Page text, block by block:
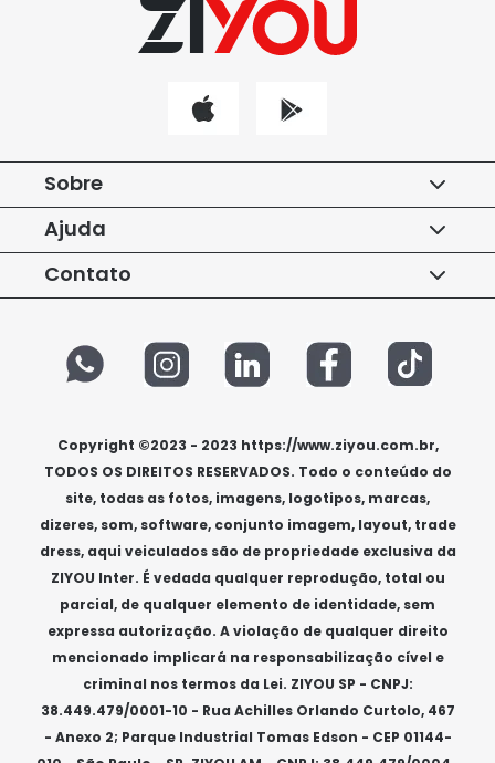
Sobre
Assinaturas
Nossos Parceiros
Ajuda
FAQ
Termos e Condições
Serviço de Entrega
Politica de Privacidade
Contato
(11) 3003-4596
Copyright ©2023 - 2023 https://www.ziyou.com.br,
TODOS OS DIREITOS RESERVADOS. Todo o conteúdo do
site, todas as fotos, imagens, logotipos, marcas,
dizeres, som, software, conjunto imagem, layout, trade
dress, aqui veiculados são de propriedade exclusiva da
ZIYOU Inter. É vedada qualquer reprodução, total ou
parcial, de qualquer elemento de identidade, sem
expressa autorização. A violação de qualquer direito
mencionado implicará na responsabilização cível e
criminal nos termos da Lei. ZIYOU SP - CNPJ:
38.449.479/0001-10 - Rua Achilles Orlando Curtolo, 467
- Anexo 2; Parque Industrial Tomas Edson - CEP 01144-